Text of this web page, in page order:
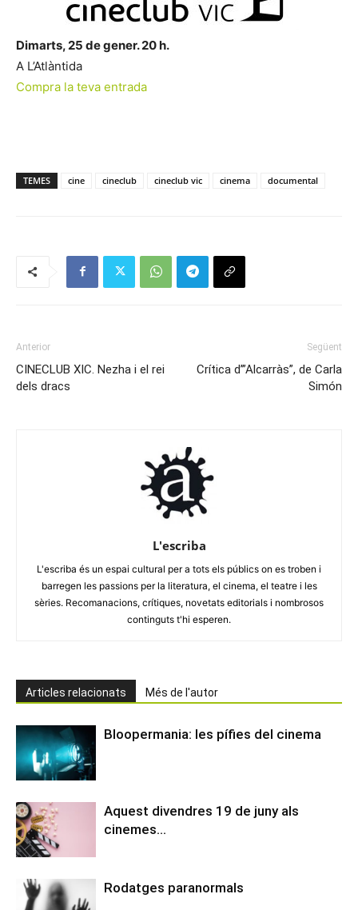
Dimarts, 25 de gener. 20 h.
A L’Atlàntida
Compra la teva entrada
TEMES cine cineclub cineclub vic cinema documental
Anterior
CINECLUB XIC. Nezha i el rei
dels dracs
Següent
Crítica d’”Alcarràs”, de Carla
Simón
L'escriba
L'escriba és un espai cultural per a tots els públics on es troben i
barregen les passions per la literatura, el cinema, el teatre i les
sèries. Recomanacions, crítiques, novetats editorials i nombrosos
continguts t'hi esperen.
Articles relacionats Més de l'autor
Bloopermania: les pífies del cinema
Aquest divendres 19 de juny als
cinemes…
Rodatges paranormals